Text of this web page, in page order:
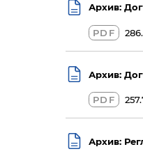
Архив:
PDF
Архив:
PDF
Архив: